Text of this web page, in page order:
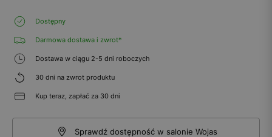
Dostępny
Darmowa dostawa i zwrot*
Dostawa w ciągu 2-5 dni roboczych
30 dni na zwrot produktu
Kup teraz, zapłać za 30 dni
Sprawdź dostępność w salonie Wojas